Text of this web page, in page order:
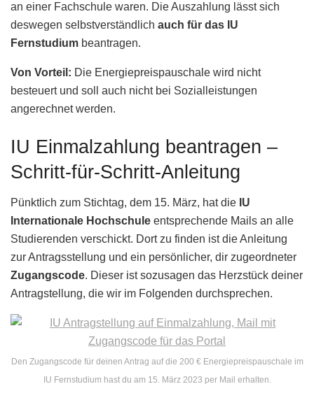
an einer Fachschule waren. Die Auszahlung lässt sich
deswegen selbstverständlich auch für das IU
Fernstudium beantragen.
Von Vorteil: Die Energiepreispauschale wird nicht
besteuert und soll auch nicht bei Sozialleistungen
angerechnet werden.
IU Einmalzahlung beantragen –
Schritt-für-Schritt-Anleitung
Pünktlich zum Stichtag, dem 15. März, hat die IU
Internationale Hochschule entsprechende Mails an alle
Studierenden verschickt. Dort zu finden ist die Anleitung
zur Antragsstellung und ein persönlicher, dir zugeordneter
Zugangscode. Dieser ist sozusagen das Herzstück deiner
Antragstellung, die wir im Folgenden durchsprechen.
Den Zugangscode für deinen Antrag auf die 200 € Energiepreispauschale im
IU Fernstudium hast du am 15. März 2023 per Mail erhalten.